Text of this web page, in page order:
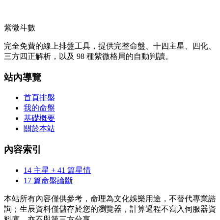
紫微斗數
完全免費的線上排盤工具，提供完整命盤、十四主星、四化、
三方四正解析，以及 98 種紫微格局的自動判讀。
站內導覽
首頁排盤
我的命盤
基礎概要
關於本站
內容索引
14 主星 + 41 篇星情
17 篇命盤論斷
本站所有內容僅供參考，命理為文化娛樂用途，不替代專業諮
詢；生辰資料僅儲存於您的瀏覽器，計算過程不寫入伺服器資